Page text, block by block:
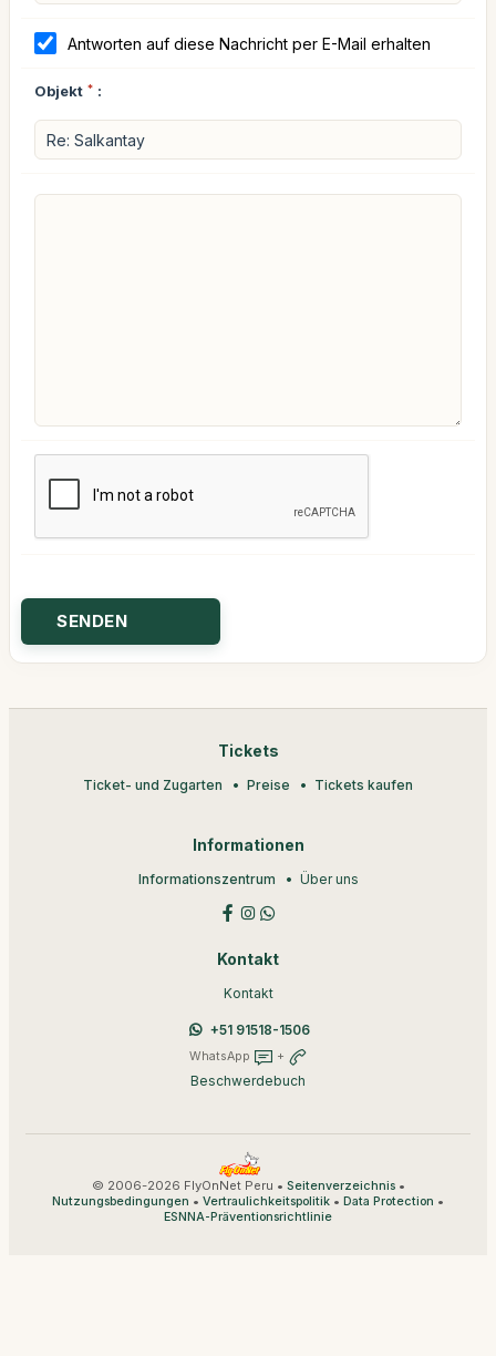
Antworten auf diese Nachricht per E-Mail erhalten
Objekt * :
Tickets
Ticket- und Zugarten Preise Tickets kaufen
Informationen
Informationszentrum Über uns
Kontakt
Kontakt
+51 91518-1506
WhatsApp +
Beschwerdebuch
© 2006-2026 FlyOnNet Peru • Seitenverzeichnis•
Nutzungsbedingungen • Vertraulichkeitspolitik • Data Protection •
ESNNA-Präventionsrichtlinie